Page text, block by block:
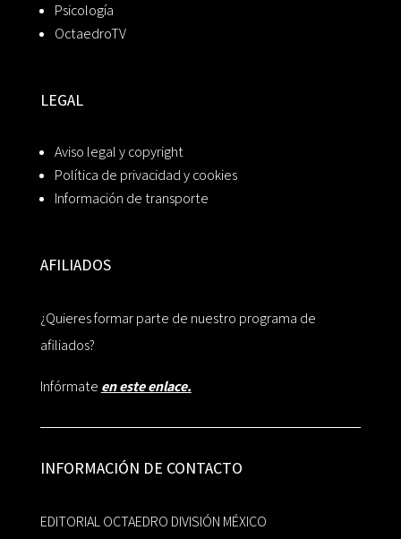
Psicología
OctaedroTV
LEGAL
Aviso legal y copyright
Política de privacidad y cookies
Información de transporte
AFILIADOS
¿Quieres formar parte de nuestro programa de
afiliados?
Infórmate en este enlace.
INFORMACIÓN DE CONTACTO
EDITORIAL OCTAEDRO DIVISIÓN MÉXICO